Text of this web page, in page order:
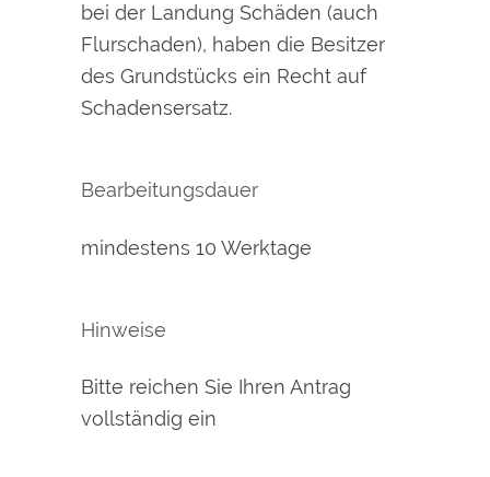
bei der Landung Schäden (auch
Flurschaden), haben die Besitzer
des Grundstücks ein Recht auf
Schadensersatz.
Bearbeitungsdauer
mindestens 10 Werktage
Hinweise
Bitte reichen Sie Ihren Antrag
vollständig ein